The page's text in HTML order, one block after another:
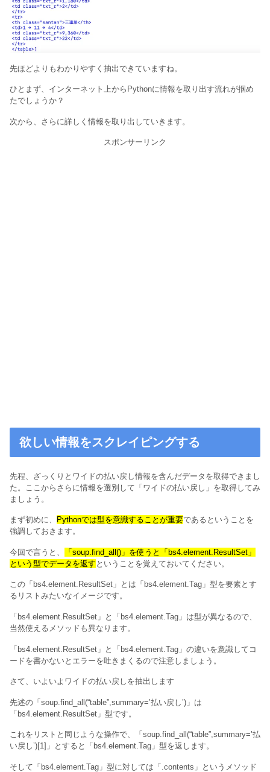
先ほどよりもわかりやすく抽出できていますね。
ひとまず、インターネット上からPythonに情報を取り出す流れが掴め
たでしょうか？
次から、さらに詳しく情報を取り出していきます。
スポンサーリンク
欲しい情報をスクレイピングする
先程、ざっくりとワイドの払い戻し情報を含んだデータを取得できまし
た。ここからさらに情報を選別して「ワイドの払い戻し」を取得してみ
ましょう。
まず初めに、 Pythonでは型を意識することが重要であるということを
強調しておきます。
今回で言うと、
「soup.find_all()」を使うと「bs4.element.ResultSet」
という型でデータを返す ということを覚えておいてください。
この 「bs4.element.ResultSet」とは「bs4.element.Tag」型を要素とす
るリストみたいなイメージです。
「bs4.element.ResultSet」と
「bs4.element.Tag」は型が異なるので、
当然使えるメソッドも異なります。
「bs4.element.ResultSet」と
「bs4.element.Tag」の違いを意識してコ
ードを書かないとエラーを吐きまくるので注意しましょう。
さて、いよいよワイドの払い戻しを抽出します
先述の「soup.find_all(“table”,summary=’払い戻し’)」は
「bs4.element.ResultSet」型です。
これをリストと同じような操作で、「 soup.find_all(“table”,summary=’払
い戻し’)[1]」とすると「bs4.element.Tag」型を返します。
そして「bs4.element.Tag」型に対しては「.contents」というメソッド